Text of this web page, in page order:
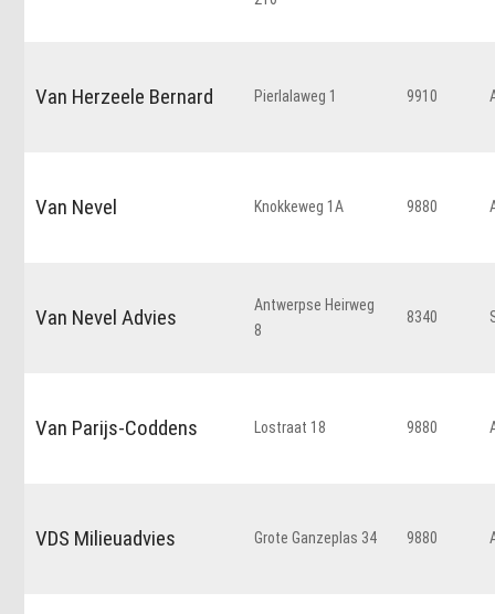
Van Herzeele Bernard Pierlalaweg 1 9910
Van Nevel Knokkeweg 1A 9880
Van Nevel Advies
Antwerpse Heirweg
8
8340
Van Parijs-Coddens Lostraat 18 9880
VDS Milieuadvies Grote Ganzeplas 34 9880